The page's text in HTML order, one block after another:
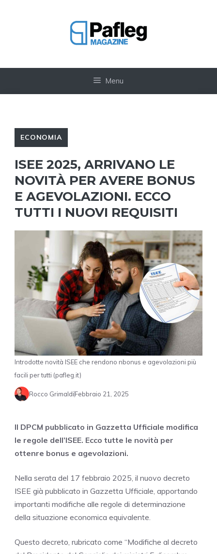
Menu
ECONOMIA
ISEE 2025, ARRIVANO LE
NOVITÀ PER AVERE BONUS
E AGEVOLAZIONI. ECCO
TUTTI I NUOVI REQUISITI
Introdotte novità ISEE che rendono nbonus e agevolazioni più
facili per tutti (pafleg.it)
Rocco GrimaldiFebbraio 21, 2025
Il DPCM pubblicato in Gazzetta Ufficiale modifica
le regole dell’ISEE. Ecco tutte le novità per
ottenre bonus e agevolazioni.
Nella serata del 17 febbraio 2025, il nuovo decreto
ISEE già pubblicato in Gazzetta Ufficiale, apportando
importanti modifiche alle regole di determinazione
della situazione economica equivalente.
Questo decreto, rubricato come “Modifiche al decreto